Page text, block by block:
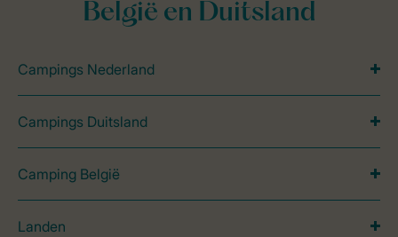
België en Duitsland
Campings Nederland
Campings Duitsland
Camping België
Landen